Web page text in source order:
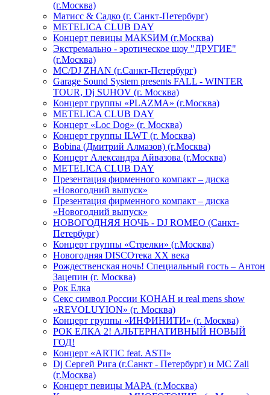
(г.Москва)
Матисс & Садко (г. Санкт-Петербург)
METELICA CLUB DAY
Концерт певицы МАКSИМ (г.Москва)
Экстремально - эротическое шоу "ДРУГИЕ"
(г.Москва)
МС/DJ ZHAN (г.Санкт-Петербург)
Garage Sound System presents FALL - WINTER
TOUR, Dj SUHOV (г. Москва)
Концерт группы «PLAZMA» (г.Москва)
METELICA CLUB DAY
Концерт «Loc Dog» (г. Москва)
Концерт группы ILWT (г. Москва)
Bobina (Дмитрий Алмазов) (г.Москва)
Концерт Александра Айвазова (г.Москва)
METELICA CLUB DAY
Презентация фирменного компакт – диска
«Новогодний выпуск»
Презентация фирменного компакт – диска
«Новогодний выпуск»
НОВОГОДНЯЯ НОЧЬ - DJ ROMEO (Санкт-
Петербург)
Концерт группы «Стрелки» (г.Москва)
Новогодняя DISCOтека ХХ века
Рождественская ночь! Специальный гость – Антон
Зацепин (г. Москва)
Рок Елка
Секс символ России КОНАН и real mens show
«REVOLUYION» (г. Москва)
Концерт группы «ИНФИНИТИ» (г. Москва)
РОК ЕЛКА 2! АЛЬТЕРНАТИВНЫЙ НОВЫЙ
ГОД!
Концерт «ARTIC feat. ASTI»
Dj Сергей Рига (г.Санкт - Петербург) и MC Zali
(г.Москва)
Концерт певицы МАРА (г.Москва)